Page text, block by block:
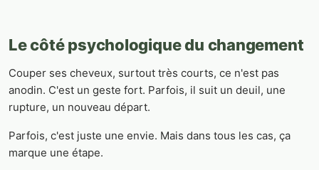
Le côté psychologique du changement
Couper ses cheveux, surtout très courts, ce n'est pas
anodin. C'est un geste fort. Parfois, il suit un deuil, une
rupture, un nouveau départ.
Parfois, c'est juste une envie. Mais dans tous les cas, ça
marque une étape.